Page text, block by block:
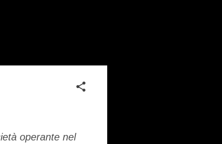
operante nel